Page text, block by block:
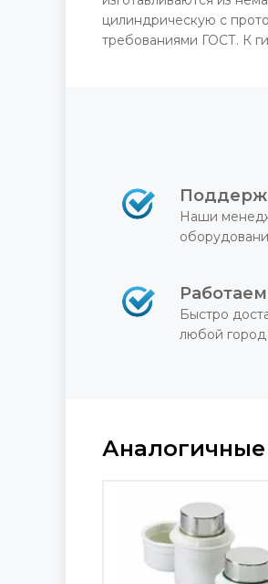
цилиндрическую с
требованиями ГОСТ. К
Наши
Быстро
любой город